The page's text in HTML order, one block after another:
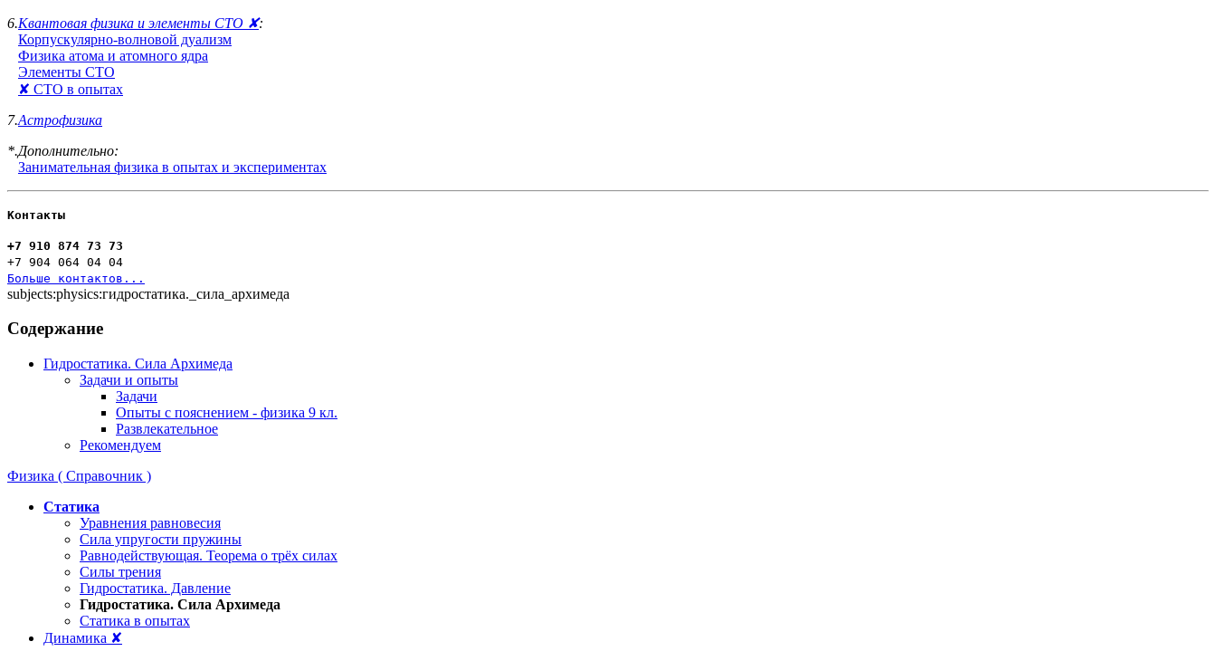
6.Квантовая физика и элементы СТО ✘:
Корпускулярно-волновой дуализм
Физика атома и атомного ядра
Элементы СТО
✘ СТО в опытах
7.Астрофизика
*.Дополнительно:
Занимательная физика в опытах и экспериментах
Контакты
+7 910 874 73 73
+7 904 064 04 04
Больше контактов...
subjects:physics:гидростатика._сила_архимеда
Содержание
Гидростатика. Сила Архимеда
Задачи и опыты
Задачи
Опыты с пояснением - физика 9 кл.
Развлекательное
Рекомендуем
Физика ( Справочник )
Статика
Уравнения равновесия
Сила упругости пружины
Равнодействующая. Теорема о трёх силах
Силы трения
Гидростатика. Давление
Гидростатика. Сила Архимеда
Статика в опытах
Динамика ✘